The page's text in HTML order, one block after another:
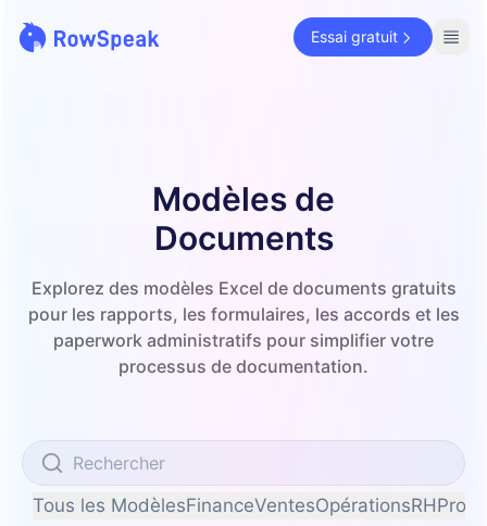
Essai gratuit
Modèles de
Documents
Explorez des modèles Excel de documents gratuits
pour les rapports, les formulaires, les accords et les
paperwork administratifs pour simplifier votre
processus de documentation.
Tous les ModèlesFinanceVentesOpérationsRHProjet